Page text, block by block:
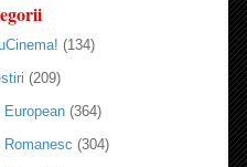
(134)
(209)
European (364)
Romanesc (304)